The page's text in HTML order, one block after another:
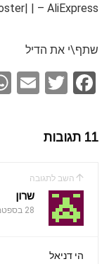
| – AliExpress
שתף\י את הדיל
F
ce
b
o
o
k
T
tt
er
E
11 תגובות
השב לתגובה
שרון
28 בספטמבר 2022 at 20:07
הי דניאל